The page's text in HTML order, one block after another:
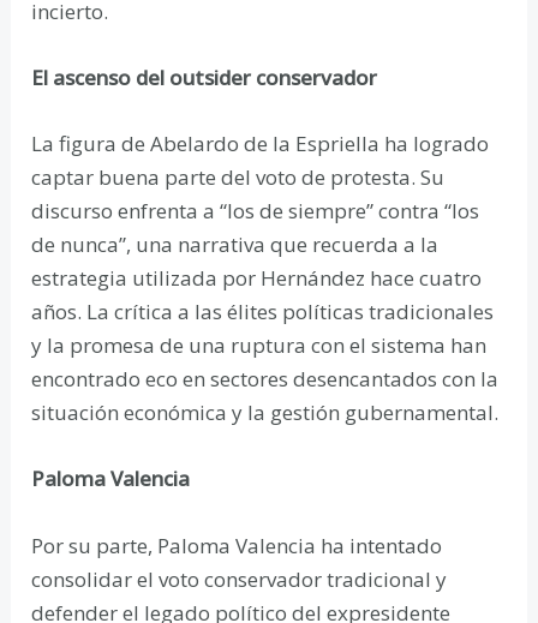
incierto.
El ascenso del outsider conservador
La figura de Abelardo de la Espriella ha logrado
captar buena parte del voto de protesta. Su
discurso enfrenta a “los de siempre” contra “los
de nunca”, una narrativa que recuerda a la
estrategia utilizada por Hernández hace cuatro
años. La crítica a las élites políticas tradicionales
y la promesa de una ruptura con el sistema han
encontrado eco en sectores desencantados con la
situación económica y la gestión gubernamental.
Paloma Valencia
Por su parte, Paloma Valencia ha intentado
consolidar el voto conservador tradicional y
defender el legado político del expresidente